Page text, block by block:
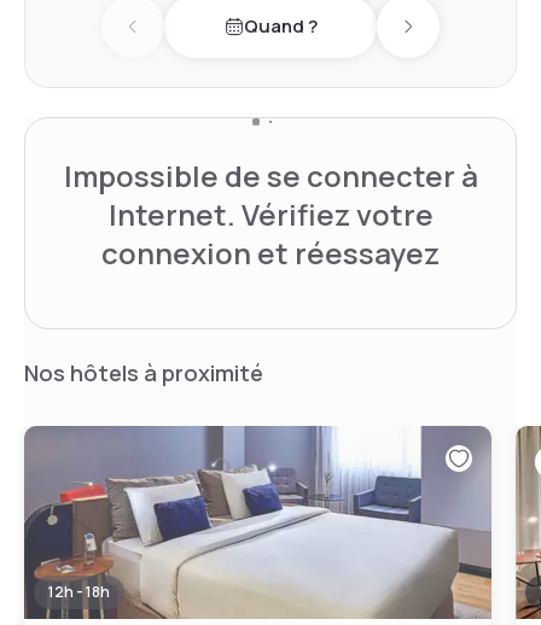
Previous dayQuand ? Next day
Impossible de se connecter à
Internet. Vérifiez votre
connexion et réessayez
Nos hôtels à proximité
12h - 18h